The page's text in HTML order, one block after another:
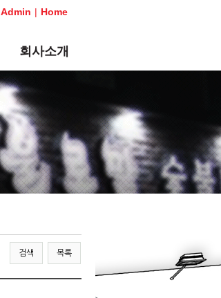
Admin | Home
회사소개
CEO 인사말
연혁
오시는길
검색 목록